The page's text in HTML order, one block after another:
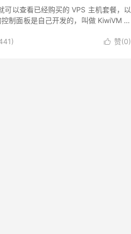
以查看已经购买的 VPS 主机套餐，以
制面板是自己开发的，叫做 KiwiVM 控
 赞(0)